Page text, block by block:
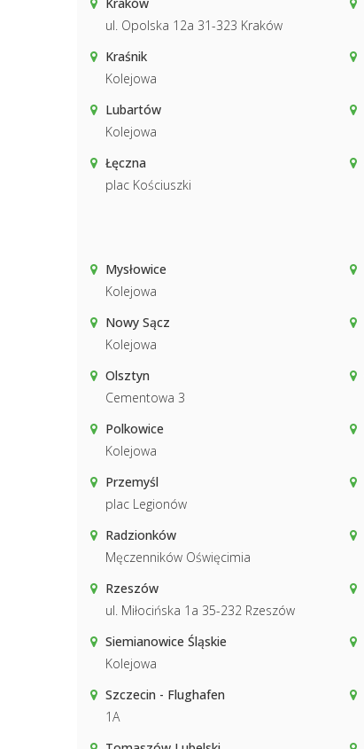
ul. Opolska 12a 31-323 Kraków
Kraśnik
Kolejowa
Lubartów
Kolejowa
Łęczna
plac Kościuszki
Mysłowice
Kolejowa
Nowy Sącz
Kolejowa
Olsztyn
Cementowa 3
Polkowice
Kolejowa
Przemyśl
plac Legionów
Radzionków
Męczenników Oświęcimia
Rzeszów
ul. Miłocińska 1a 35-232 Rzeszów
Siemianowice Śląskie
Kolejowa
Szczecin - Flughafen
1A